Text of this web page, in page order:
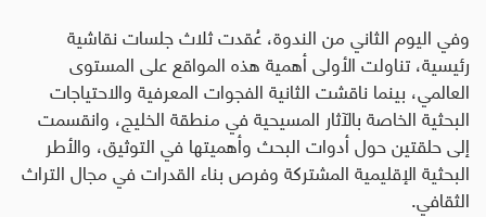
وفي اليوم الثاني من الندوة، عُقدت ثلاث جلسات نقاشية
رئيسية، تناولت الأولى أهمية هذه المواقع على المستوى
العالمي، بينما ناقشت الثانية الفجوات المعرفية والاحتياجات
البحثية الخاصة بالآثار المسيحية في منطقة الخليج، وانقسمت
إلى حلقتين حول أدوات البحث وأهميتها في التوثيق، والأطر
البحثية الإقليمية المشتركة وفرص بناء القدرات في مجال التراث
الثقافي.